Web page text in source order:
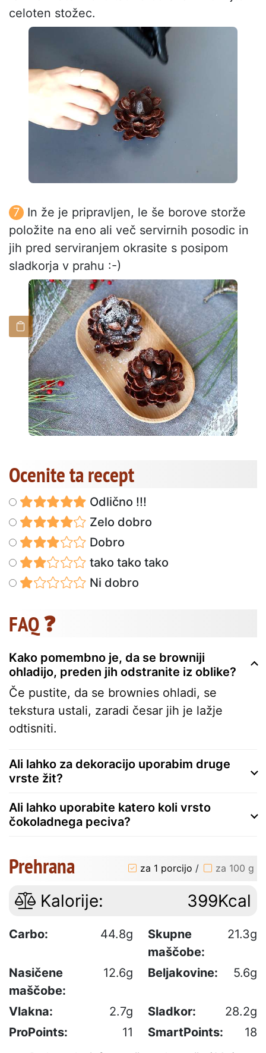
celoten stožec.
In že je pripravljen, le še borove storže
položite na eno ali več servirnih posodic in
jih pred serviranjem okrasite s posipom
sladkorja v prahu :-)
Ocenite ta recept
Odlično !!!
Zelo dobro
Dobro
tako tako tako
Ni dobro
FAQ ❓
Kako pomembno je, da se browniji
ohladijo, preden jih odstranite iz oblike?
Če pustite, da se brownies ohladi, se
tekstura ustali, zaradi česar jih je lažje
odtisniti.
Ali lahko za dekoracijo uporabim druge
vrste žit?
Ali lahko uporabite katero koli vrsto
čokoladnega peciva?
Prehrana za 1 porcijo / za 100 g
Kalorije: 399Kcal
Carbo: 44.8g
Skupne
maščobe:
21.3g
Nasičene
maščobe:
12.6g Beljakovine: 5.6g
Vlakna: 2.7g Sladkor:
28.2g
ProPoints:
11 SmartPoints: 18